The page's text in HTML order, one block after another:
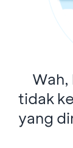
Wah,
tidak
yang